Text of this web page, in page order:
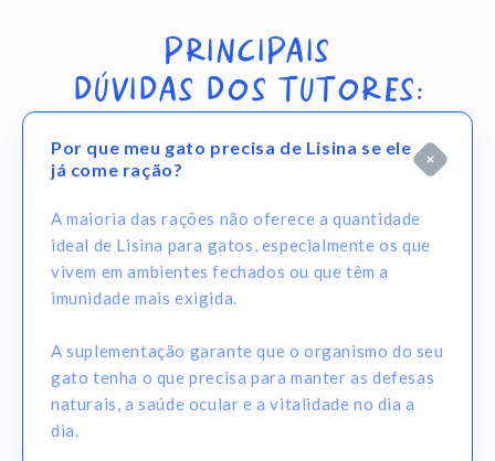
PRINCIPAIS
DÚVIDAS DOS TUTORES:
Por que meu gato precisa de Lisina se ele
já come ração?
A maioria das rações não oferece a quantidade
ideal de Lisina para gatos, especialmente os que
vivem em ambientes fechados ou que têm a
imunidade mais exigida.
A suplementação garante que o organismo do seu
gato tenha o que precisa para manter as defesas
naturais, a saúde ocular e a vitalidade no dia a
dia.